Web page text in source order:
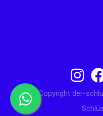
© 2024 Copyright der-